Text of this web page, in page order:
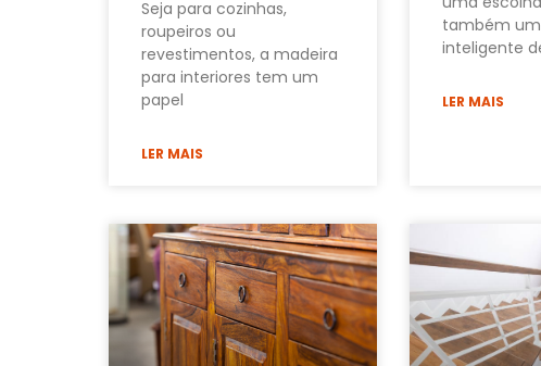
Seja para cozinhas,
roupeiros ou
revestimentos, a madeira
para interiores tem um
papel
LER MAIS
também
inteligente
LER MAIS